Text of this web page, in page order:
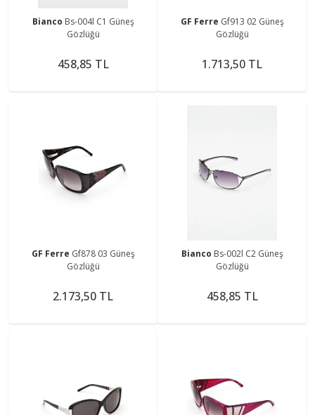
Bianco Bs-004l C1 Güneş
Gözlüğü
458,85 TL
GF Ferre Gf913 02 Güneş
Gözlüğü
1.713,50 TL
GF Ferre Gf878 03 Güneş
Gözlüğü
2.173,50 TL
Bianco Bs-002l C2 Güneş
Gözlüğü
458,85 TL